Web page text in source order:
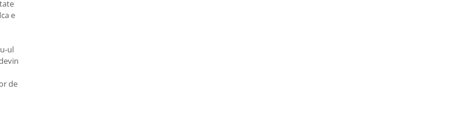
e
ul
de